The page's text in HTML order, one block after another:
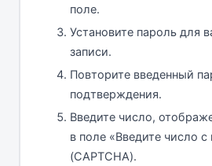
поле.
Установите пароль для
записи.
Повторите введенный
подтверждения.
Введите число,
в поле «Введите число с
(CAPTCHA).